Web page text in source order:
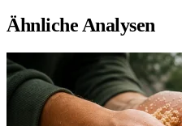
Ähnliche Analysen